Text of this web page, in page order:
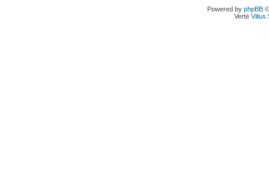
Powered by phpBB
Vertė Vilius